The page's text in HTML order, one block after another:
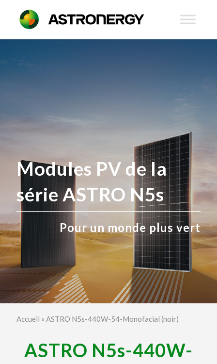
Modules PV de la
série ASTRO N5s
Pour un monde plus vert
Accueil » ASTRO N5s-440W-54-Monofacial (noir)
ASTRO N5s-440W-